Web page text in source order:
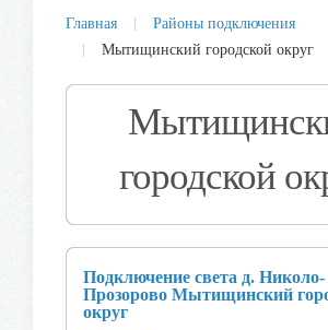
Главная
Районы подключения
Мытищинский городской округ
городской
Подключение света д. Николо-
Прозорово Мытищинский
округ